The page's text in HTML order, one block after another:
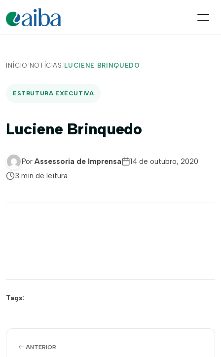
INÍCIO/ NOTÍCIAS / LUCIENE BRINQUEDO
ESTRUTURA EXECUTIVA
Luciene Brinquedo
Por Assessoria de Imprensa
14 de outubro, 2020
3 min de leitura
Tags:
ANTERIOR